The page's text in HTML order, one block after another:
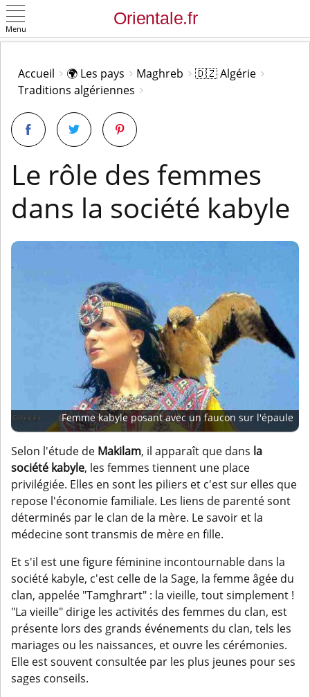
Menu
Accueil 🌍 Les pays Maghreb
🇩🇿 Algérie
Traditions algériennes
Le rôle des femmes
dans la société kabyle
Femme kabyle posant avec un faucon sur l'épaule
Selon l'étude de Makilam, il apparaît que dans la
société kabyle, les femmes tiennent une place
privilégiée. Elles en sont les piliers et c'est sur elles que
repose l'économie familiale. Les liens de parenté sont
déterminés par le clan de la mère. Le savoir et la
médecine sont transmis de mère en fille.
Et s'il est une figure féminine incontournable dans la
société kabyle, c'est celle de la Sage, la femme âgée du
clan, appelée "Tamghrart" : la vieille, tout simplement !
"La vieille" dirige les activités des femmes du clan, est
présente lors des grands événements du clan, tels les
mariages ou les naissances, et ouvre les cérémonies.
Elle est souvent consultée par les plus jeunes pour ses
sages conseils.